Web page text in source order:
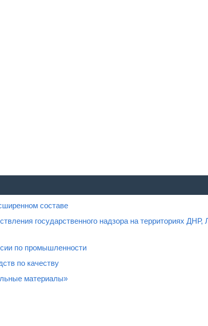
составе
государственного надзора на территориях ДНР,
по промышленности
по качеству
материалы»